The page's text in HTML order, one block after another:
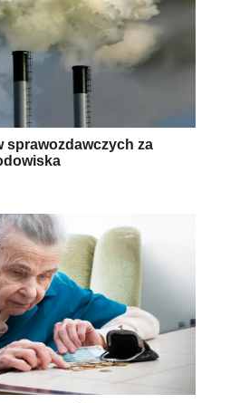
sprawozdawczych za